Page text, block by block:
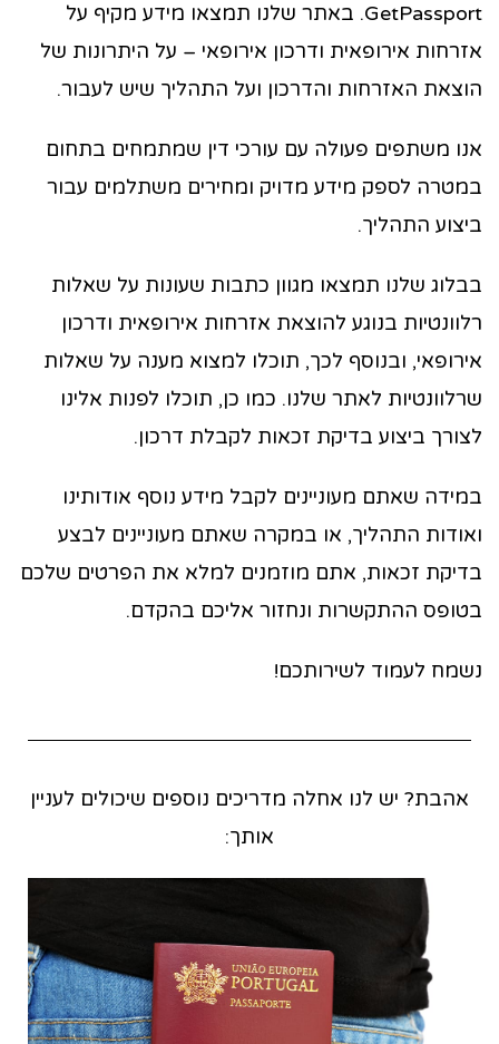
GetPassport. באתר שלנו תמצאו מידע מקיף על
אזרחות אירופאית ודרכון אירופאי – על היתרונות של
הוצאת האזרחות והדרכון ועל התהליך שיש לעבור.
אנו משתפים פעולה עם עורכי דין שמתמחים בתחום
במטרה לספק מידע מדויק ומחירים משתלמים עבור
ביצוע התהליך.
בבלוג שלנו תמצאו מגוון כתבות שעונות על שאלות
רלוונטיות בנוגע להוצאת אזרחות אירופאית ודרכון
אירופאי, ובנוסף לכך, תוכלו למצוא מענה על שאלות
שרלוונטיות לאתר שלנו. כמו כן, תוכלו לפנות אלינו
לצורך ביצוע בדיקת זכאות לקבלת דרכון.
במידה שאתם מעוניינים לקבל מידע נוסף אודותינו
ואודות התהליך, או במקרה שאתם מעוניינים לבצע
בדיקת זכאות, אתם מוזמנים למלא את הפרטים שלכם
בטופס ההתקשרות ונחזור אליכם בהקדם.
נשמח לעמוד לשירותכם!
אהבת? יש לנו אחלה מדריכים נוספים שיכולים לעניין
אותך: